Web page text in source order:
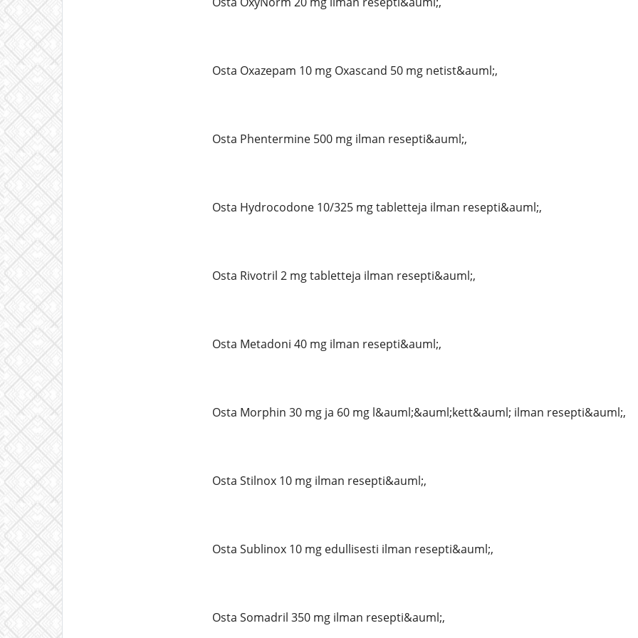
Osta Oxazepam 10 mg Oxascand 50 mg netist&auml;,
Osta Phentermine 500 mg ilman resepti&auml;,
Osta Hydrocodone 10/325 mg tabletteja ilman resepti&auml;,
Osta Rivotril 2 mg tabletteja ilman resepti&auml;,
Osta Metadoni 40 mg ilman resepti&auml;,
Osta Morphin 30 mg ja 60 mg l&auml;&auml;kett&auml; ilman resepti&auml;,
Osta Stilnox 10 mg ilman resepti&auml;,
Osta Sublinox 10 mg edullisesti ilman resepti&auml;,
Osta Somadril 350 mg ilman resepti&auml;,